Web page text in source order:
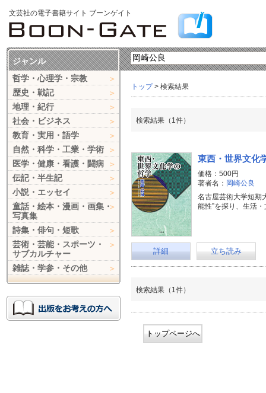
文芸社の電子書籍サイト ブーンゲイト
トップ> 検索結果
検索結果（1件）
東西・世界文化
価格：500円
著者名： 岡崎公良
名古屋芸術大学短期
能性”を探り、生活
詳細 立ち読み
検索結果（1件）
トップページへ
ジャンル
哲学・心理学・宗教
歴史・戦記
地理・紀行
社会・ビジネス
教育・実用・語学
自然・科学・工業・学術
医学・健康・看護・闘病
伝記・半生記
小説・エッセイ
童話・絵本・漫画・画集・
写真集
詩集・俳句・短歌
芸術・芸能・スポーツ・
サブカルチャー
雑誌・学参・その他